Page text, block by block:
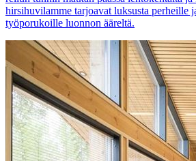
hirsihuvilamme tarjoavat luksusta perheille
työporukoille luonnon ääreltä.